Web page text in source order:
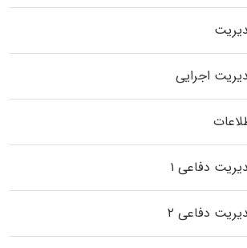
اجرایی
دفاعی ۱
دفاعی ۲